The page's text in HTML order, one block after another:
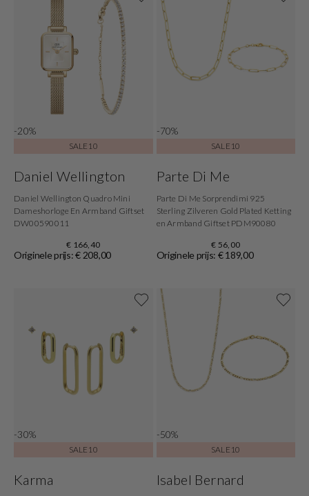
-20%
SALE10
Daniel Wellington
Daniel Wellington Quadro Mini
Dameshorloge En Armband Giftset
DW00590011
€ 166,40
Originele prijs: € 208,00
-70%
SALE10
Parte Di Me
Parte Di Me Sorprendimi 925
Sterling Zilveren Gold Plated Ketting
en Armband Giftset PDM90080
€ 56,00
Originele prijs: € 189,00
-30%
SALE10
Karma
-50%
SALE10
Isabel Bernard